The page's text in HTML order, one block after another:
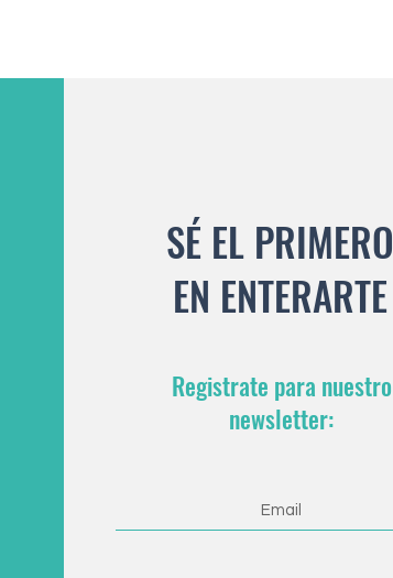
SÉ EL PRIMERO
EN ENTERARTE
Registrate para nuestro
newsletter: